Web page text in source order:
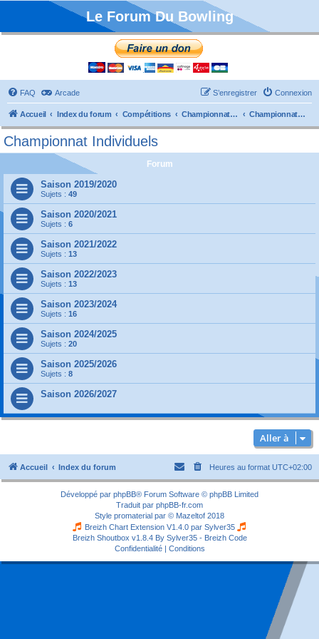
Le Forum Du Bowling
FAQ Arcade Connexion
S’enregistrer
Accueil Index du forum Compétitions Championnats de France Championnat Individuels
Championnat Individuels
Forum
Saison 2019/2020
Sujets : 49
Saison 2020/2021
Sujets : 6
Saison 2021/2022
Sujets : 13
Saison 2022/2023
Sujets : 13
Saison 2023/2024
Sujets : 16
Saison 2024/2025
Sujets : 20
Saison 2025/2026
Sujets : 8
Saison 2026/2027
Aller à
Accueil Index du forum Heures au format UTC+02:00
Développé par phpBB® Forum Software © phpBB Limited
Traduit par phpBB-fr.com
Style promaterial par © Mazeltof 2018
Breizh Chart Extension V1.4.0 par Sylver35
Breizh Shoutbox v1.8.4 By Sylver35 - Breizh Code
Confidentialité| Conditions